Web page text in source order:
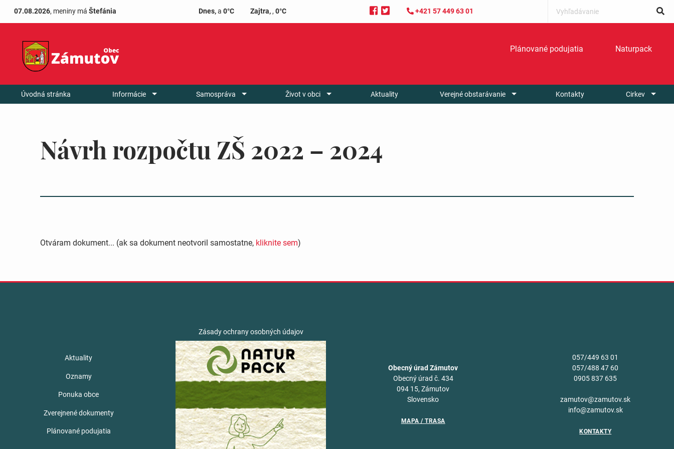
07.08.2026, meniny má Štefánia Dnes, a 0°C Zajtra,, 0°C +421 57 449 63 01
Plánované podujatia Naturpack
Úvodná stránka Informácie Samospráva Život v obci Aktuality Verejné obstarávanie Kontakty Cirkev
Návrh rozpočtu ZŠ 2022 – 2024
Otváram dokument... (ak sa dokument neotvoril samostatne, kliknite sem)
Aktuality
Oznamy
Ponuka obce
Zverejnené dokumenty
Plánované podujatia
Zásady ochrany osobných údajov
Obecný úrad Zámutov
Obecný úrad č. 434
094 15, Zámutov
Slovensko
MAPA / TRASA
057/449 63 01
057/488 47 60
0905 837 635
zamutov@zamutov.sk
info@zamutov.sk
KONTAKTY